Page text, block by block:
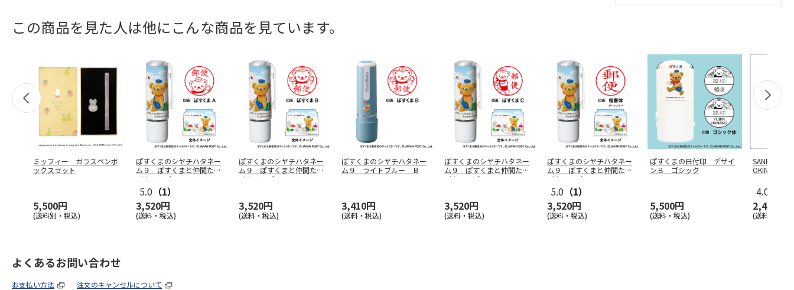
この商品を見た人は他にこんな商品を見ています。
ミッフィー ガラスペンボ
ックスセット
5,500円
(送料別・税込)
ぽすくまのシヤチハタネー
ム９ ぽすくまと仲間たち
（クリップ
5.0 （1）
3,520円
(送料・税込)
ぽすくまのシヤチハタネー
ム９ ぽすくまと仲間たち
（クリップ
3,520円
(送料・税込)
ぽすくまのシヤチハタネー
ム９ ライトブルー Ｂ
3,410円
(送料・税込)
ぽすくまのシヤチハタネー
ム９ ぽすくまと仲間たち
（クリップ
3,520円
(送料・税込)
ぽすくまのシヤチハタネー
ム９ ぽすくまと仲間たち
（クリップ
5.0 （1）
3,520円
(送料・税込)
ぽすくまの日付印 デザイ
ンＢ ゴシック
5,500円
(送料・税込)
SANRIO
OKING-
4.0
2,400円
(送料別・税
よくあるお問い合わせ
お支払い方法 注文のキャンセルについて